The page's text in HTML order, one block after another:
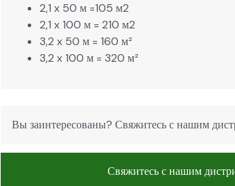
2,1 x 50 м =105 м2
2,1 x 100 м = 210 м2
3,2 x 50 м = 160 м²
3,2 x 100 м = 320 м²
Вы заинтересованы? Свяжитесь с нашим
Свяжитесь с нашим